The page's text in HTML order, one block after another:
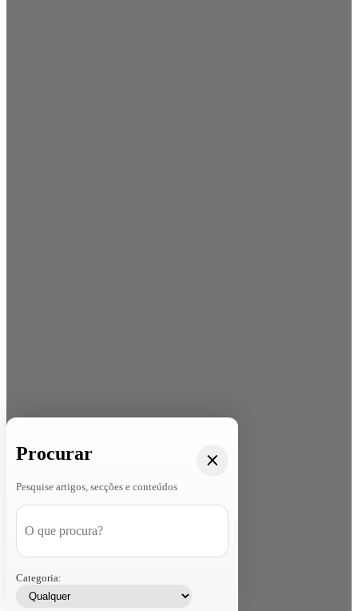
Procurar
Pesquise artigos, secções e conteúdos
Categoria: